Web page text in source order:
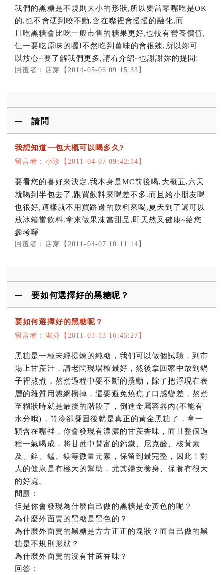
我們的黑糖是不規則大小的形狀,所以要當零嘴吃是OK
的,也不會硬到咬不動,含在嘴裡會慢慢的融化,而
且吃黑糖會比吃一般市售的糖果更好,也較有營養價值,
但一要吃原味的喔!不然吃到薑味的會很辣,所以妳可
以放心~要了解我們更多,請看介紹~也謝謝妳的提問!
回覆者：店家【2014-05-06 09:15:33】
請問
我想知道一包大概可以喝多久?
留言者：小珍【2011-04-07 09:42:14】
要看您的喜好來決定,我本身是MC前後喝,大概五,六天
就喝到半包去了,跟買飲料來喝差不多.而且給小朋友喝
也很好,這樣就不用買路邊的飲料來喝,夏天到了還可以
放冰箱當飲料.拿來做果凍當甜品,即天然又健康~給您
參考囉
回覆者：店家【2011-04-07 10:11:14】
要如何選擇好的黑糖呢？
要如何選擇好的黑糖呢？
留言者：淑芬【2011-03-13 16:45:27】
黑糖是一種未經提煉的純糖，我們可以做個試驗，到市
場上甘蔗汁，請老闆現場榨最好，然後拿回家中放到鍋
子裡熬煮，熬煮過程中要不斷的攪動，除了把浮現在表
層的雜質用濾網撈掉，還要避免燒焦了口感變差，熬煮
至糊狀時就是最後的階段了，倒進金屬容器內(不能有
水分哦)，等冷卻凝固後就是真正的黃金黑糖了，拿一
顆含在嘴裡，你會發現有濃濃的甘蔗香味，而且整個過
程一氣喝成，將甘蔗中豐富的鈣鐵、尼克酸、核黃素
及、鋅、錳、鎂等微量元素，保留到最完整，因此！對
人的健康是有極大的幫助，尤其婦女養身、保養有很大
的好處。
問題：
但是你會發現為什麼自己做的黑糖是金黃色的呢？
為什麼外面賣的黑糖是黑色的？
為什麼外面賣的黑糖是方方正正的塊狀？而自己做的黑
糖是不規則形狀？
為什麼外面賣的沒有甘蔗香味？
回答：